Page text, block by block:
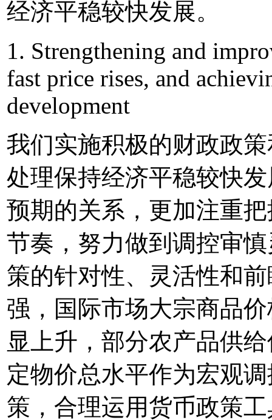
经济平稳较快发展。
1. Strengthening and
fast price rises, and
development
我们实施积极的财政政
处理保持经济平稳较快
预期的关系，更加注重
节奏，努力做到调控审
策的针对性、灵活性和
强，国际市场大宗商品
显上升，部分农产品供
定物价总水平作为宏观
策，合理运用货币政策